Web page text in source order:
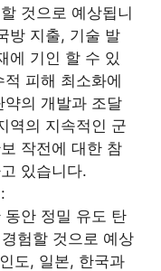
것으로 예상됩니
방 지출, 기술 발
에 기인 할 수 있
피해 최소화에
약의 개발과 조달
역의 지속적인 군
작전에 대한 참
있습니다.
동안 정밀 유도 탄
험할 것으로 예상
도, 일본, 한국과